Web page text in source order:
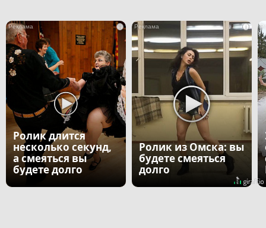
i
Ролик длится
несколько секунд,
а смеяться вы
будете долго
i
Ролик из Омска: вы
будете смеяться
долго